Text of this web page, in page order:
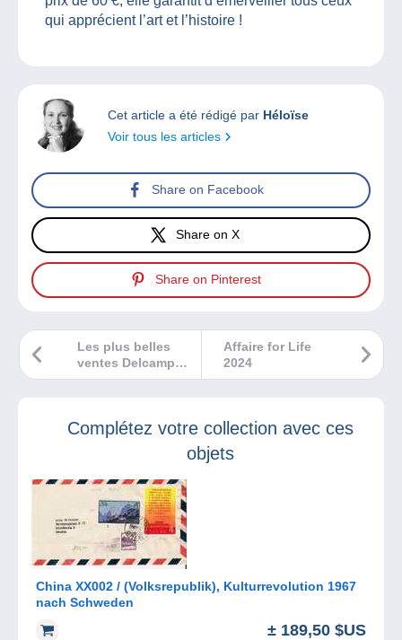
qui apprécient l’art et l’histoire !
Cet article a été rédigé par Héloïse
Voir tous les articles
Share on Facebook
Share on X
Share on Pinterest
Affaire for Life
2024
Les plus belles
ventes Delcampe
décembre 2024
Complétez votre collection avec ces
objets
China XX002 / (Volksrepublik), Kulturrevolution 1967
nach Schweden
± 189,50 $US